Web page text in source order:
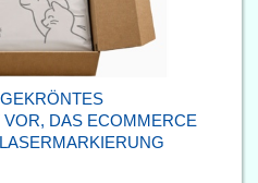
DAS ECOMMERCE